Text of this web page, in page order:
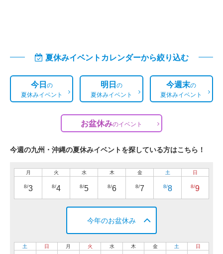
夏休みイベントカレンダーから絞り込む
今日の
夏休みイベント
明日の
夏休みイベント
今週末の
夏休みイベント
お盆休みのイベント
今週の九州・沖縄の夏休みイベントを探している方はこちら！
月
8/3
火
8/4
水
8/5
木
8/6
金
8/7
土
8/8
日
8/9
今年のお盆休み
土 日 月 火 水 木 金 土 日